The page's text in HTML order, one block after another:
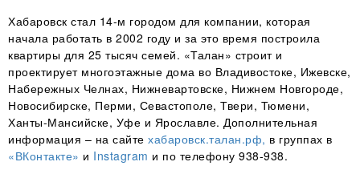
Хабаровск стал 14-м городом для компании, которая
начала работать в 2002 году и за это время построила
квартиры для 25 тысяч семей. «Талан» строит и
проектирует многоэтажные дома во Владивостоке, Ижевске,
Набережных Челнах, Нижневартовске, Нижнем Новгороде,
Новосибирске, Перми, Севастополе, Твери, Тюмени,
Ханты-Мансийске, Уфе и Ярославле. Дополнительная
информация – на сайте хабаровск.талан.рф, в группах в
«ВКонтакте» и Instagram и по телефону 938-938.